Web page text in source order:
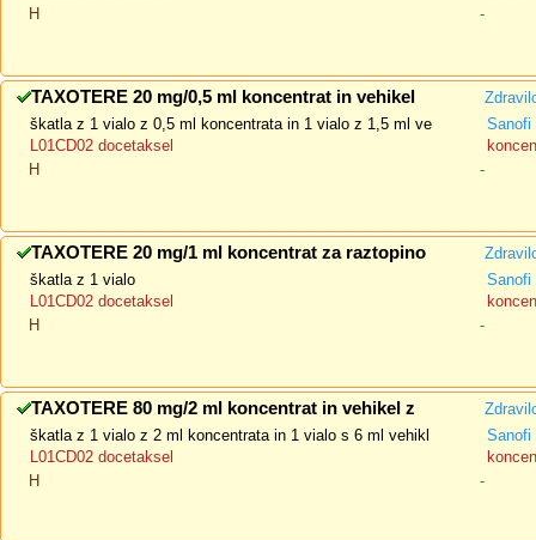
H
-
TAXOTERE 20 mg/0,5 ml koncentrat in vehikel
škatla z 1 vialo z 0,5 ml koncentrata in 1 vialo z 1,5 ml ve
Sanofi
L01CD02 docetaksel
H
-
TAXOTERE 20 mg/1 ml koncentrat za raztopino
škatla z 1 vialo
Sanofi
L01CD02 docetaksel
H
-
TAXOTERE 80 mg/2 ml koncentrat in vehikel z
škatla z 1 vialo z 2 ml koncentrata in 1 vialo s 6 ml vehikl
Sanofi
L01CD02 docetaksel
H
-